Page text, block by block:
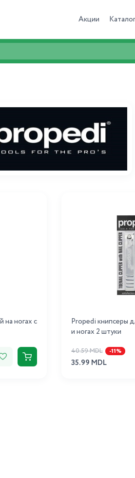
Акции
на ногах с
Propedi книпсеры
и ногах 2 штуки
40.59 MDL -11%
35.99 MDL